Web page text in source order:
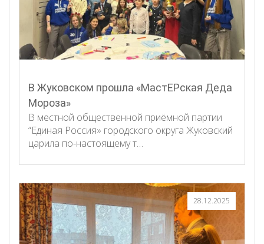
В Жуковском прошла «МастЕРская Деда
Мороза»
В местной общественной приёмной партии
“Единая Россия» городского округа Жуковский
царила по-настоящему т…
28.12.2025